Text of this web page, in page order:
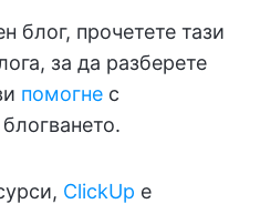
блог, прочетете тази
за да разберете
помогне с
ClickUp е